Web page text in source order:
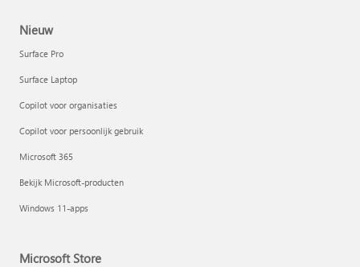
Nieuw
Surface Pro
Surface Laptop
Copilot voor organisaties
Copilot voor persoonlijk gebruik
Microsoft 365
Bekijk Microsoft-producten
Windows 11-apps
Microsoft Store